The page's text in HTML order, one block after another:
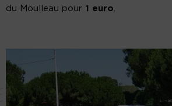
du Moulleau pour 1 euro